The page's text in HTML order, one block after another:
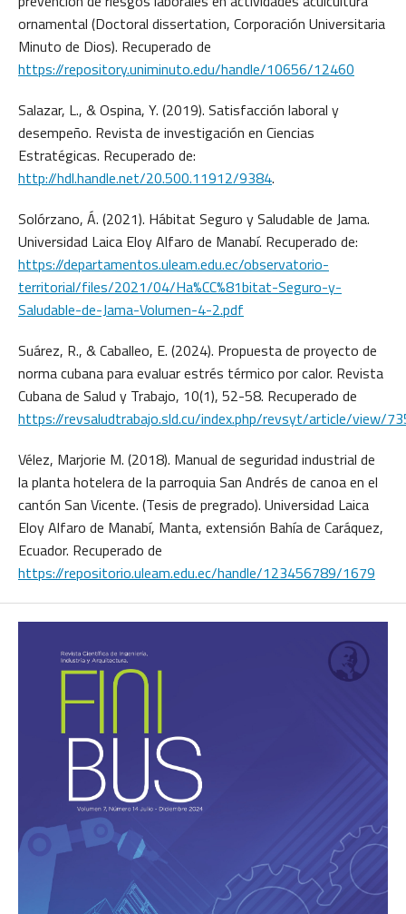
ornamental (Doctoral dissertation, Corporación Universitaria
Minuto de Dios). Recuperado de
https://repository.uniminuto.edu/handle/10656/12460
Salazar, L., & Ospina, Y. (2019). Satisfacción laboral y
desempeño. Revista de investigación en Ciencias
Estratégicas. Recuperado de:
http://hdl.handle.net/20.500.11912/9384.
Solórzano, Á. (2021). Hábitat Seguro y Saludable de Jama.
Universidad Laica Eloy Alfaro de Manabí. Recuperado de:
https://departamentos.uleam.edu.ec/observatorio-
territorial/files/2021/04/Ha%CC%81bitat-Seguro-y-
Saludable-de-Jama-Volumen-4-2.pdf
Suárez, R., & Caballeo, E. (2024). Propuesta de proyecto de
norma cubana para evaluar estrés térmico por calor. Revista
Cubana de Salud y Trabajo, 10(1), 52-58. Recuperado de
https://revsaludtrabajo.sld.cu/index.php/revsyt/article/view/
Vélez, Marjorie M. (2018). Manual de seguridad industrial de
la planta hotelera de la parroquia San Andrés de canoa en el
cantón San Vicente. (Tesis de pregrado). Universidad Laica
Eloy Alfaro de Manabí, Manta, extensión Bahía de Caráquez,
Ecuador. Recuperado de
https://repositorio.uleam.edu.ec/handle/123456789/1679